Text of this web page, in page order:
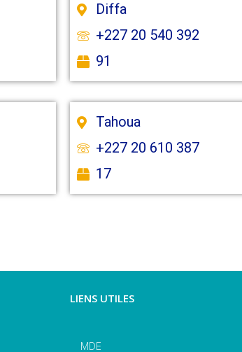
Diffa
+227 20 540 392
91
Tahoua
+227 20 610 387
17
LIENS UTILES
MDE